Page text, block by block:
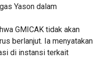
Yason dalam
GMICAK tidak akan
berlanjut. Ia menyatakan
di instansi terkait